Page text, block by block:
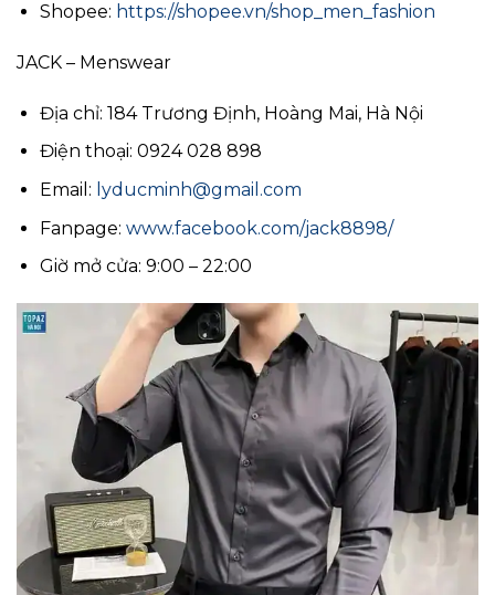
Shopee: https://shopee.vn/shop_men_fashion
JACK – Menswear
Địa chỉ: 184 Trương Định, Hoàng Mai, Hà Nội
Điện thoại: 0924 028 898
Email: lyducminh@gmail.com
Fanpage: www.facebook.com/jack8898/
Giờ mở cửa: 9:00 – 22:00